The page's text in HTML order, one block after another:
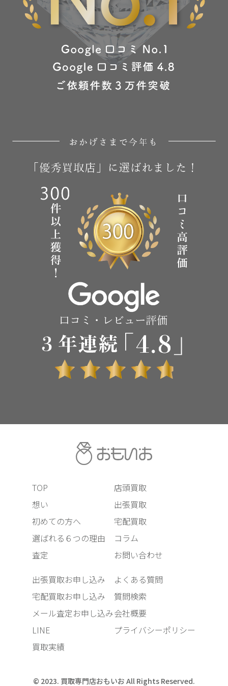
TOP
想い
初めての方へ
選ばれる６つの理由
査定
店頭買取
出張買取
宅配買取
コラム
お問い合わせ
出張買取お申し込み
宅配買取お申し込み
メール査定お申し込み
LINE
買取実績
よくある質問
質問検索
会社概要
プライバシーポリシー
© 2023. 買取専門店おもいお All Rights Reserved.